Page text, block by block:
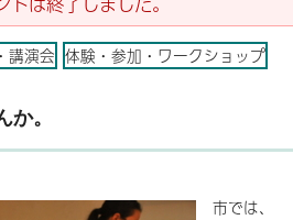
講演会 体験・参加・ワークショップ
。
市では、